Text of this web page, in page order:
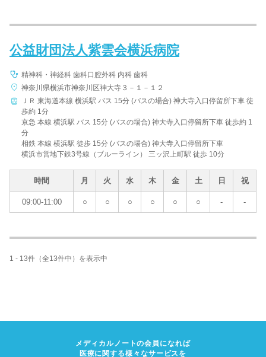
公益財団法人紫雲会横浜病院
精神科・神経科 歯科口腔外科 内科 歯科
神奈川県横浜市神奈川区神大寺３－１－１２
ＪＲ 東海道本線 横浜駅 バス 15分 (バスの場合) 神大寺入口停留所下車 徒
歩約 1分
京急 本線 横浜駅 バス 15分 (バスの場合) 神大寺入口停留所下車 徒歩約 1
分
相鉄 本線 横浜駅 徒歩 15分 (バスの場合) 神大寺入口停留所下車
横浜市営地下鉄3号線（ブルーライン） 三ッ沢上町駅 徒歩 10分
時間 月 火 水 木 金 土 日 祝
09:00-11:00 ○ ○ ○ ○ ○ ○ - -
1 - 13件（全13件中）を表示中
メディカルノートの会員になれば
医療に関する様々なサービスを